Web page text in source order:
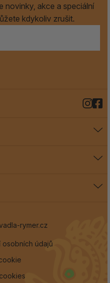
novinky, akce a speciální
kdykoliv zrušit.
rymer.cz
údajů